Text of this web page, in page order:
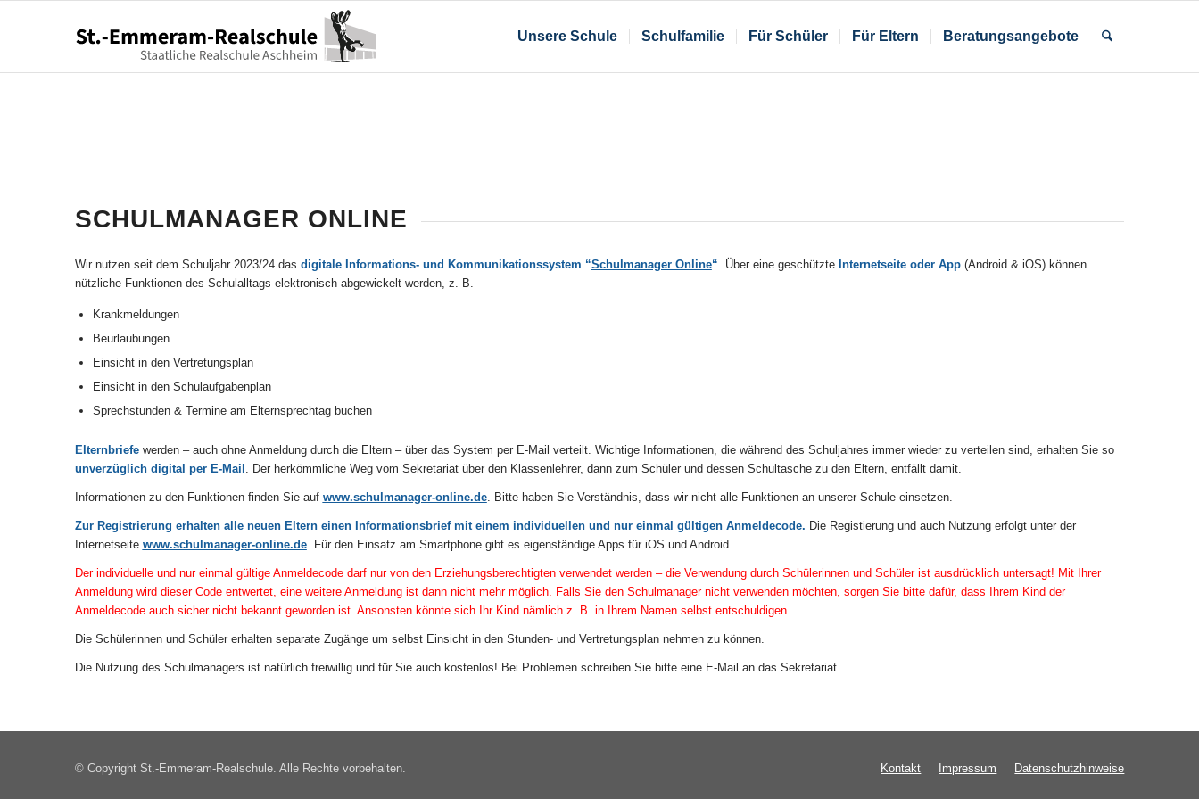
Unsere Schule Schulfamilie Für Schüler Für Eltern Beratungsangebote
SCHULMANAGER ONLINE
Wir nutzen seit dem Schuljahr 2023/24 das digitale Informations- und Kommunikationssystem “Schulmanager Online“ . Über eine geschützte Internetseite oder App (Android & iOS) können
nützliche Funktionen des Schulalltags elektronisch abgewickelt werden, z. B.
Krankmeldungen
Beurlaubungen
Einsicht in den Vertretungsplan
Einsicht in den Schulaufgabenplan
Sprechstunden & Termine am Elternsprechtag buchen
Elternbriefewerden – auch ohne Anmeldung durch die Eltern – über das System per E-Mail verteilt. Wichtige Informationen, die während des Schuljahres immer wieder zu verteilen sind, erhalten Sie so
unverzüglich digital per E-Mail
. Der herkömmliche Weg vom Sekretariat über den Klassenlehrer, dann zum Schüler und dessen Schultasche zu den Eltern, entfällt damit.
Informationen zu den Funktionen finden Sie auf www.schulmanager-online.de. Bitte haben Sie Verständnis, dass wir nicht alle Funktionen an unserer Schule einsetzen.
Zur Registrierung erhalten alle neuen Eltern einen Informationsbrief mit einem individuellen und nur einmal gültigen Anmeldecode. Die Registierung und auch Nutzung erfolgt unter der
Internetseite www.schulmanager-online.de. Für den Einsatz am Smartphone gibt es eigenständige Apps für iOS und Android.
Der individuelle und nur einmal gültige Anmeldecode darf nur von den Erziehungsberechtigten verwendet werden – die Verwendung durch Schülerinnen und Schüler ist ausdrücklich untersagt! Mit Ihrer
Anmeldung wird dieser Code entwertet, eine weitere Anmeldung ist dann nicht mehr möglich. Falls Sie den Schulmanager nicht verwenden möchten, sorgen Sie bitte dafür, dass Ihrem Kind der
Anmeldecode auch sicher nicht bekannt geworden ist. Ansonsten könnte sich Ihr Kind nämlich z. B. in Ihrem Namen selbst entschuldigen.
Die Schülerinnen und Schüler erhalten separate Zugänge um selbst Einsicht in den Stunden- und Vertretungsplan nehmen zu können.
Die Nutzung des Schulmanagers ist natürlich freiwillig und für Sie auch kostenlos! Bei Problemen schreiben Sie bitte eine E-Mail an das Sekretariat.
© Copyright St.-Emmeram-Realschule. Alle Rechte vorbehalten. Kontakt Impressum Datenschutzhinweise